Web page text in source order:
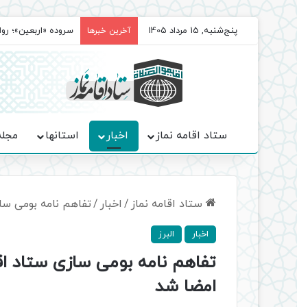
پنج‌شنبه, 15 مرداد 1405 آخرین خبرها سروده‌ «اربعین»؛
ستاد اقامه نماز اخبار استانها
ستاد اقامه نماز / اخبار /تفاهم نامه بومی
اخبار البرز
تفاهم نامه بومی سازی ستاد
امضا شد